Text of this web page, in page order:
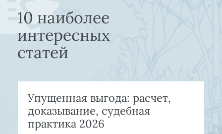
10 наиболее
интересных
статей
Упущенная выгода: расчет,
доказывание, судебная
практика 2026